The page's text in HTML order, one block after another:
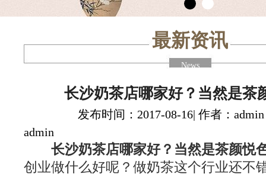
最新资讯
News
长沙奶茶店哪家好？当然是茶
发布时间：2017-08-16| 作者：
admin
长沙奶茶店哪家好？当然是茶颜悦
创业做什么好呢？做奶茶这个行业还不